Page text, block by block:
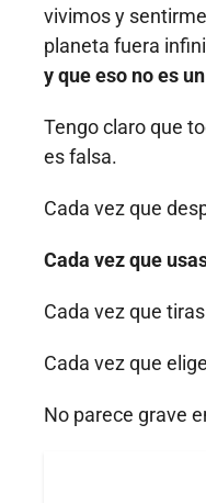
vivimos y
planeta fuera
y que eso no es
Tengo claro que
es falsa.
Cada vez que
Cada vez que
Cada vez que
Cada vez que
No parece grave